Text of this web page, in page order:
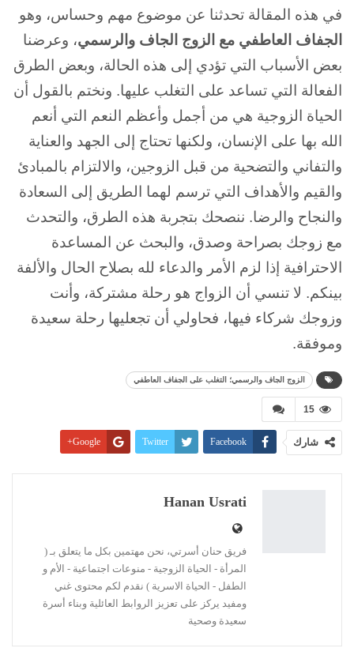
في هذه المقالة تحدثنا عن موضوع مهم وحساس، وهو
الجفاف العاطفي مع الزوج الجاف والرسمي، وعرضنا
بعض الأسباب التي تؤدي إلى هذه الحالة، وبعض الطرق
الفعالة التي تساعد على التغلب عليها. ونختم بالقول أن
الحياة الزوجية هي من أجمل وأعظم النعم التي أنعم
الله بها على الإنسان، ولكنها تحتاج إلى الجهد والعناية
والتفاني والتضحية من قبل الزوجين، والالتزام بالمبادئ
والقيم والأهداف التي ترسم لهما الطريق إلى السعادة
والنجاح والرضا. ننصحك بتجربة هذه الطرق، والتحدث
مع زوجك بصراحة وصدق، والبحث عن المساعدة
الاحترافية إذا لزم الأمر والدعاء لله بصلاح الحال والألفة
بينكم. لا تنسي أن الزواج هو رحلة مشتركة، وأنت
وزوجك شركاء فيها، فحاولي أن تجعليها رحلة سعيدة
وموفقة.
الزوج الجاف والرسمي؛ التغلب على الجفاف العاطفي
15
شارك Facebook
Twitter
Google+
Linkedin
Hanan Usrati
فريق حنان أسرتي، نحن مهتمين بكل ما يتعلق بـ (
المرأة - الحياة الزوجية - منوعات اجتماعية - الأم و
الطفل - الحياة الاسرية ) نقدم لكم محتوى غني
ومفيد يركز على تعزيز الروابط العائلية وبناء أسرة
سعيدة وصحية